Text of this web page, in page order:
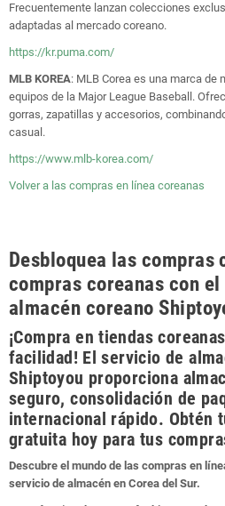
Frecuentemente lanzan colecciones
adaptadas al mercado coreano.
https://kr.puma.com/
MLB KOREA: MLB Corea es una marca de
equipos de la Major League Baseball.
gorras, zapatillas y accesorios,
casual.
https://www.mlb-korea.com/
Volver a las compras en línea coreanas
Desbloquea las compras
compras coreanas con
almacén coreano
¡Compra en tiendas
facilidad! El servicio de
Shiptoyou proporciona
seguro, consolidación de
internacional rápido. Obtén
gratuita hoy para tus
Descubre el mundo de las compras en
servicio de almacén en Corea del Sur.